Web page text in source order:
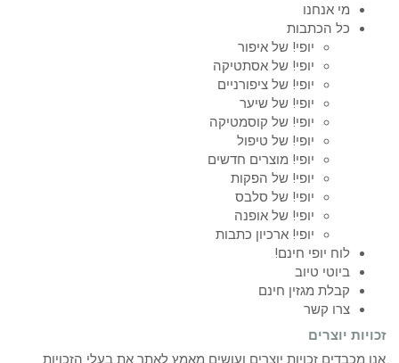
מי אנחנו
כל הכתבות
יופי! של איפור
יופי! של אסתטיקה
יופי! של ציפורניים
יופי! של שיער
יופי! של קוסמטיקה
יופי! של טיפול
יופי! מוצרים חדשים
יופי! של הפקות
יופי! של סלבס
יופי! של אופנה
יופי! ארכיון כתבות
לוח יופי חינם!
ביוטי טיוב
קבלת מגזין חינם
צרו קשר
זכויות יוצרים
אנו מכבדים זכויות יוצרים ועושים מאמץ לאתר את בעלי הזכויות